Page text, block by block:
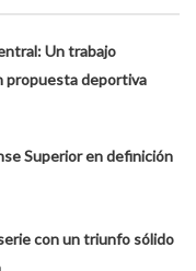
Un trabajo
propuesta deportiva
Superior en definición
con un triunfo sólido